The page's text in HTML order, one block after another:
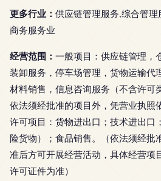
更多行业： 供应链管理服务,综合管
商务服务业
经营范围： 一般项目：供应链管理，
装卸服务，停车场管理，货物运输代
材料销售，信息咨询服务（不含许可
依法须经批准的项目外，凭营业执照
许可项目：货物进出口；技术进出口
险货物）；食品销售。（依法须经批
准后方可开展经营活动，具体经营项
许可证件为准）